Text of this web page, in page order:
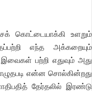
கொட்டையாக்கி உளறும்
எந்த அக்கறையும்
பற்றி எதுவும் அது
என்ன சொல்கின்றது
தேர்தலில் இரண்டு